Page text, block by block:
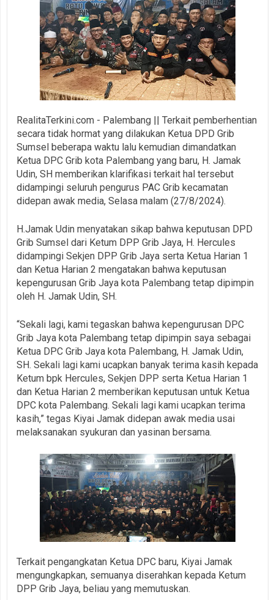
RealitaTerkini.com - Palembang || Terkait pemberhentian
secara tidak hormat yang dilakukan Ketua DPD Grib
Sumsel beberapa waktu lalu kemudian dimandatkan
Ketua DPC Grib kota Palembang yang baru, H. Jamak
Udin, SH memberikan klarifikasi terkait hal tersebut
didampingi seluruh pengurus PAC Grib kecamatan
didepan awak media, Selasa malam (27/8/2024).
H.Jamak Udin menyatakan sikap bahwa keputusan DPD
Grib Sumsel dari Ketum DPP Grib Jaya, H. Hercules
didampingi Sekjen DPP Grib Jaya serta Ketua Harian 1
dan Ketua Harian 2 mengatakan bahwa keputusan
kepengurusan Grib Jaya kota Palembang tetap dipimpin
oleh H. Jamak Udin, SH.
“Sekali lagi, kami tegaskan bahwa kepengurusan DPC
Grib Jaya kota Palembang tetap dipimpin saya sebagai
Ketua DPC Grib Jaya kota Palembang, H. Jamak Udin,
SH. Sekali lagi kami ucapkan banyak terima kasih kepada
Ketum bpk Hercules, Sekjen DPP serta Ketua Harian 1
dan Ketua Harian 2 memberikan keputusan untuk Ketua
DPC kota Palembang. Sekali lagi kami ucapkan terima
kasih,” tegas Kiyai Jamak didepan awak media usai
melaksanakan syukuran dan yasinan bersama.
Terkait pengangkatan Ketua DPC baru, Kiyai Jamak
mengungkapkan, semuanya diserahkan kepada Ketum
DPP Grib Jaya, beliau yang memutuskan.